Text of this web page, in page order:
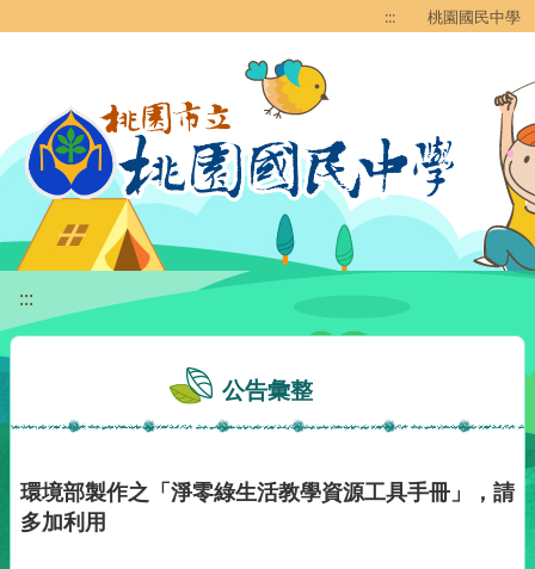
::: 桃園國民中學
:::
公告彙整
環境部製作之「淨零綠生活教學資源工具手冊」，請
多加利用